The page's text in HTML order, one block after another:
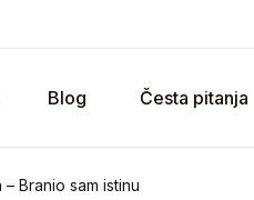
Blog Česta pitanja
Branio sam istinu